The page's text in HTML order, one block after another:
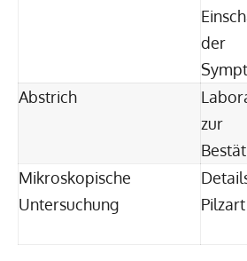
der
Abstrich
zur
Mikroskopische
Untersuchung
Pilzart